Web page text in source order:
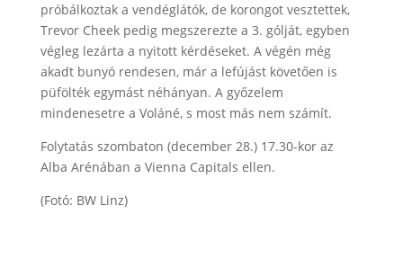
próbálkoztak a vendéglátók, de korongot vesztettek,
Trevor Cheek pedig megszerezte a 3. gólját, egyben
végleg lezárta a nyitott kérdéseket. A végén még
akadt bunyó rendesen, már a lefújást követően is
püfölték egymást néhányan. A győzelem
mindenesetre a Voláné, s most más nem számít.
Folytatás szombaton (december 28.) 17.30-kor az
Alba Arénában a Vienna Capitals ellen.
(Fotó: BW Linz)